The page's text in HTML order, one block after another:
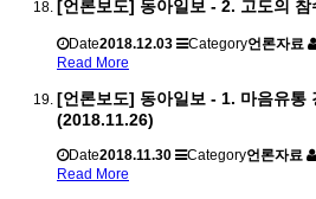
[언론보도] 동아일보 - 2. 고도의
Date2018.12.03 Category언론자료
Read More
[언론보도] 동아일보 - 1. 마음유통
(2018.11.26)
Date2018.11.30 Category언론자료
Read More